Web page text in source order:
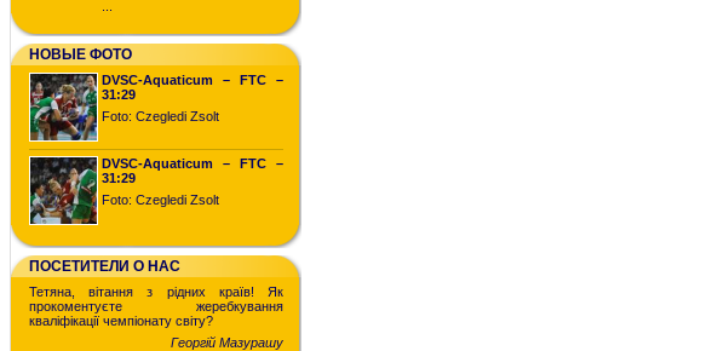
НОВЫЕ ФОТО
DVSC-Aquaticum – FTC –
31:29
Foto: Czegledi Zsolt
DVSC-Aquaticum – FTC –
31:29
Foto: Czegledi Zsolt
ПОСЕТИТЕЛИ О НАС
Тетяна, вітання з рідних країв! Як
прокоментуєте жеребкування
кваліфікації чемпіонату світу?
Георгій Мазурашу